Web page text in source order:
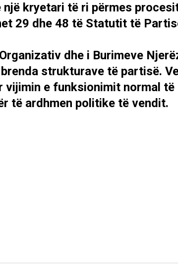
kryetari të ri përmes
29 dhe 48 të Statutit të
dhe i Burimeve
strukturave të partisë.
vijimin e funksionimit normal të
të ardhmen politike të vendit.